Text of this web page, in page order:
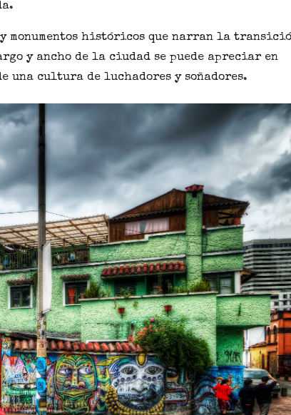
y monumentos históricos que narran la
y ancho de la ciudad se puede apreciar en
una cultura de luchadores y soñadores.